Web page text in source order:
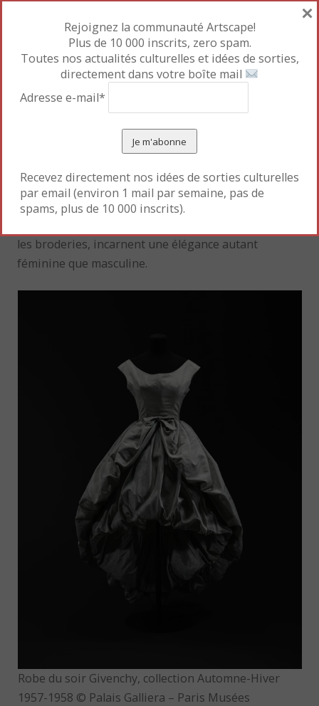
reine devient une icône de mode, de son vivant, et à
titre posthume. Son corset, exposé en 1893 à la
galerie Sedelmeyer, marque les esprits. Il est acquis
en 1997 aux enchères de Drouot par le Palais
Galliera, qui l’expose aujourd’hui.
Au milieu du XIXe siècle, la jupe ample fait son
paniers (jupons élargis par des cercles d’osier) du
XVIIIe siècle. Les couleurs pastels, les étoffes fleuries
les broderies, incarnent une élégance autant
féminine que masculine.
Robe du soir Givenchy, collection Automne-Hiver
1957-1958 © Palais Galliera – Paris Musées
Rejoignez la communauté Artscape!
Plus de 10 000 inscrits, zero spam.
Toutes nos actualités culturelles et idées de sorties,
directement dans votre boîte mail
Adresse e-mail*
Recevez directement nos idées de sorties culturelles
par email (environ 1 mail par semaine, pas de
spams, plus de 10 000 inscrits).
×